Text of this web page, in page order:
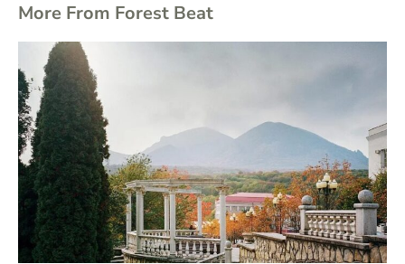
More From Forest Beat